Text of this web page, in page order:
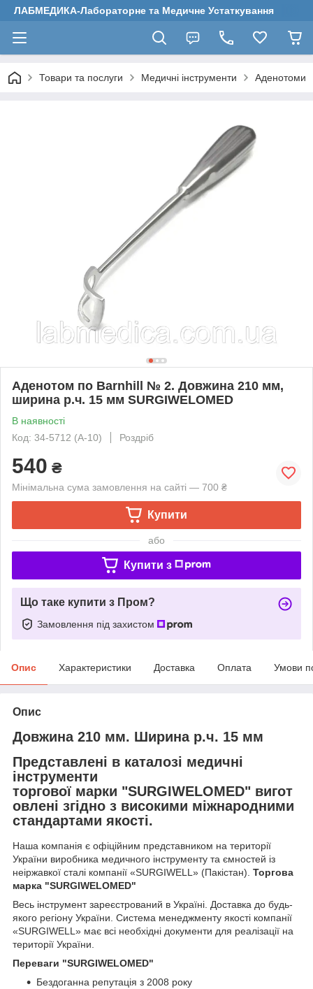
ЛАБМЕДИКА-Лабораторне та Медичне Устаткування
Товари та послуги Медичні інструменти Аденотоми
Аденотом по Barnhill № 2. Довжина 210 мм,
ширина р.ч. 15 мм SURGIWELOMED
В наявності
Код: 34-5712 (А-10)
Роздріб
540 ₴
Мінімальна сума замовлення на сайті — 700 ₴
Купити
або
Купити з
Що таке купити з Пром?
Замовлення під захистом
Опис Характеристики Доставка Оплата Умови
Опис
Довжина 210 мм. Ширина р.ч. 15 мм
Представлені в каталозі медичні
інструменти
торгової марки "SURGIWELOMED" вигот
овлені згідно з високими міжнародними
стандартами якості.
Наша компанія є офіційним представником на території
України виробника медичного інструменту та ємностей із
неіржавкої сталі компанії «SURGIWELL» (Пакістан). Торгова
марка "SURGIWELOMED"
Весь інструмент зареєстрований в Україні. Доставка до будь-
якого регіону України. Система менеджменту якості компанії
«SURGIWELL» має всі необхідні документи для реалізації на
території України.
Переваги "SURGIWELOMED"
Бездоганна репутація з 2008 року